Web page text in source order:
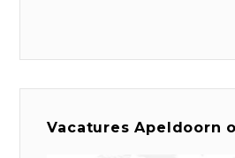
Vacatures Apeldoorn